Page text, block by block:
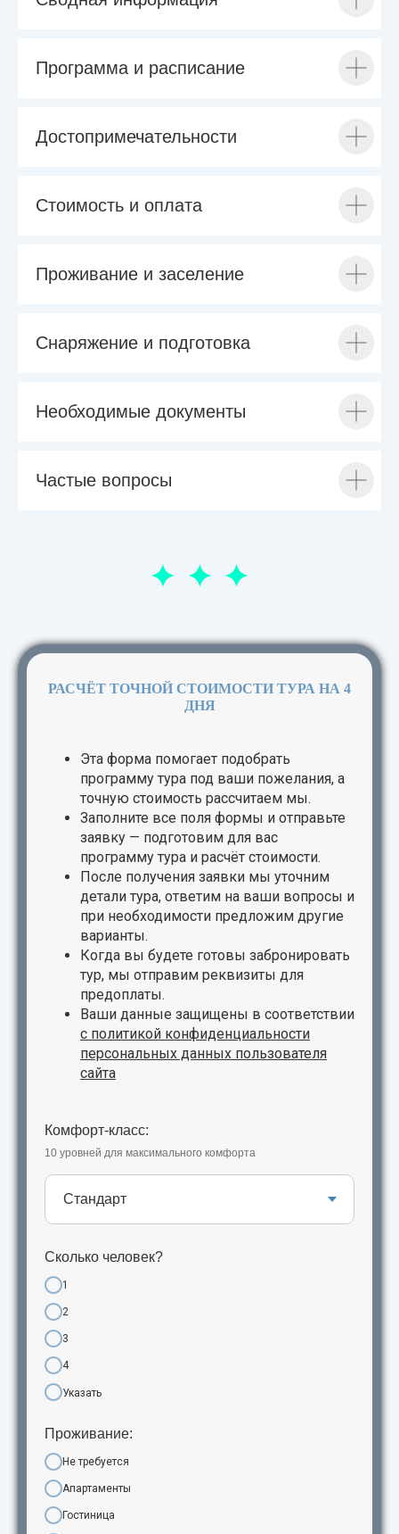
Программа и расписание
Достопримечательности
Стоимость и оплата
Проживание и заселение
Снаряжение и подготовка
Необходимые документы
Частые вопросы
РАСЧЁТ ТОЧНОЙ СТОИМОСТИ ТУРА НА 4
ДНЯ
Эта форма помогает подобрать
программу тура под ваши пожелания, а
точную стоимость рассчитаем мы.
Заполните все поля формы и отправьте
заявку — подготовим для вас
программу тура и расчёт стоимости.
После получения заявки мы уточним
детали тура, ответим на ваши вопросы и
при необходимости предложим другие
варианты.
Когда вы будете готовы забронировать
тур, мы отправим реквизиты для
предоплаты.
Ваши данные защищены в соответствии
с политикой конфиденциальности
персональных данных пользователя
сайта
Комфорт-класс:
10 уровней для максимального комфорта
Сколько человек?
1
2
3
4
Указать
Проживание:
Не требуется
Апартаменты
Гостиница